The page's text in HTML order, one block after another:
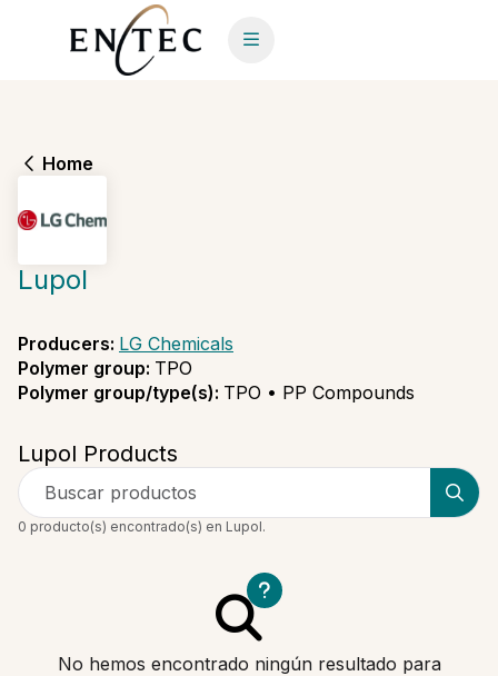
Home
Lupol
Producers: LG Chemicals
Polymer group: TPO
Polymer group/type(s): TPO • PP Compounds
Lupol Products
Buscar productos
0 producto(s) encontrado(s) en Lupol.
No hemos encontrado ningún resultado para